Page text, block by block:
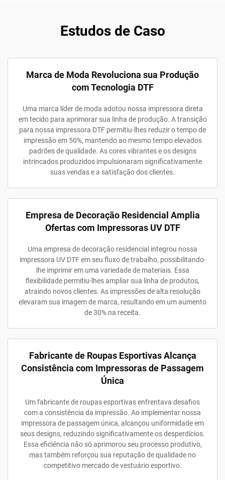
Estudos de Caso
Marca de Moda Revoluciona sua Produção
com Tecnologia DTF
Uma marca líder de moda adotou nossa impressora direta
em tecido para aprimorar sua linha de produção. A transição
para nossa impressora DTF permitiu-lhes reduzir o tempo de
impressão em 50%, mantendo ao mesmo tempo elevados
padrões de qualidade. As cores vibrantes e os designs
intrincados produzidos impulsionaram significativamente
suas vendas e a satisfação dos clientes.
Empresa de Decoração Residencial Amplia
Ofertas com Impressoras UV DTF
Uma empresa de decoração residencial integrou nossa
impressora UV DTF em seu fluxo de trabalho, possibilitando-
lhe imprimir em uma variedade de materiais. Essa
flexibilidade permitiu-lhes ampliar sua linha de produtos,
atraindo novos clientes. As impressões de alta resolução
elevaram sua imagem de marca, resultando em um aumento
de 30% na receita.
Fabricante de Roupas Esportivas Alcança
Consistência com Impressoras de Passagem
Única
Um fabricante de roupas esportivas enfrentava desafios
com a consistência da impressão. Ao implementar nossa
impressora de passagem única, alcançou uniformidade em
seus designs, reduzindo significativamente os desperdícios.
Essa eficiência não só aprimorou seu processo produtivo,
mas também reforçou sua reputação de qualidade no
competitivo mercado de vestuário esportivo.